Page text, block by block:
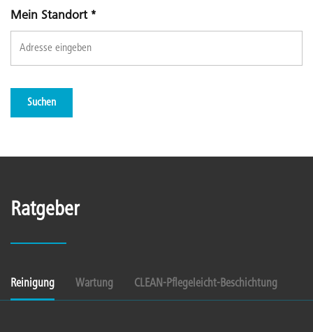
Mein Standort *
Suchen
Ratgeber
Reinigung Wartung CLEAN-Pflegeleicht-Beschichtung